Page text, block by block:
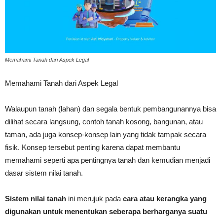
Memahami Tanah dari Aspek Legal
Memahami Tanah dari Aspek Legal
Walaupun tanah (lahan) dan segala bentuk pembangunannya bisa
dilihat secara langsung, contoh tanah kosong, bangunan, atau
taman, ada juga konsep-konsep lain yang tidak tampak secara
fisik. Konsep tersebut penting karena dapat membantu
memahami seperti apa pentingnya tanah dan kemudian menjadi
dasar sistem nilai tanah.
Sistem nilai tanah ini merujuk pada cara atau kerangka yang
digunakan untuk menentukan seberapa berharganya suatu